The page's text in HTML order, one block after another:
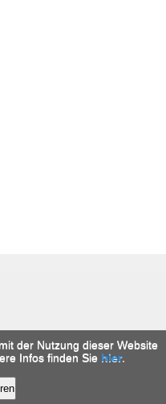
der Nutzung dieser Website
Infos finden Sie hier.